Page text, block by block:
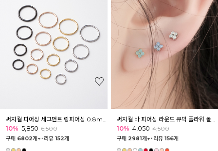
10% 5,850 6,500
구매 6802개↑˙ 리뷰 152개
써지컬 바 피어싱 라운드 큐빅 플라워 볼피어싱 바벨
10% 4,050 4,500
구매 2981개↑˙ 리뷰 156개